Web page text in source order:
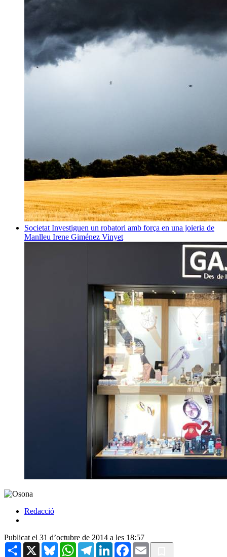
Societat Investiguen un robatori amb força en una joieria de
Manlleu Irene Giménez Vinyet
Redacció
Publicat el 31 d’octubre de 2014 a les 18:57
Share X BlueskyWhatsAppTelegramLinkedInFacebook
Email